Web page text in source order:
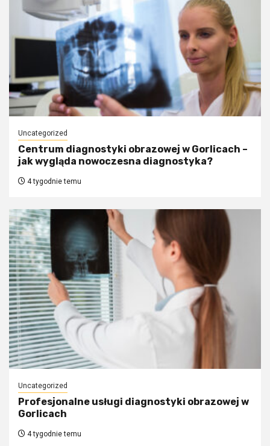
Uncategorized
Centrum diagnostyki obrazowej w Gorlicach –
jak wygląda nowoczesna diagnostyka?
4 tygodnie temu
Uncategorized
Profesjonalne usługi diagnostyki obrazowej w
Gorlicach
4 tygodnie temu